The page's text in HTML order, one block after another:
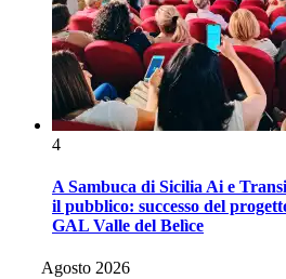
4
A Sambuca di Sicilia Ai e
il pubblico: successo del
GAL Valle del Belìce
Agosto 2026